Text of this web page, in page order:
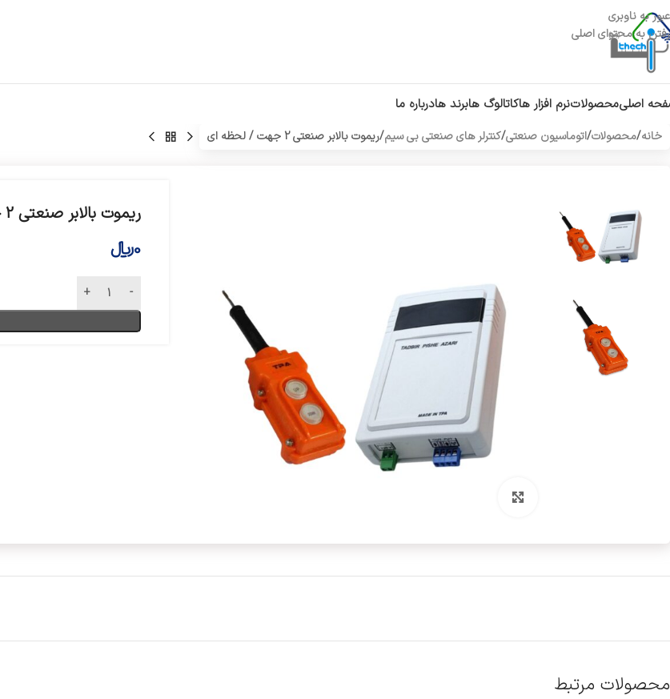
عبور به ناوبری
رفتن به محتوای اصلی
اصلیمحصولاتنرم افزار هاکاتالوگ هابرند هادرباره ما
خانه محصولات اتوماسیون صنعتی کنترلر های صنعتی بی سیم ریموت بالابر صنعتی 2 جهت / لحظه ای
ریموت بالابر صنعتی 2 جهت / لحظه ای
0﷼
محصولات مرتبط